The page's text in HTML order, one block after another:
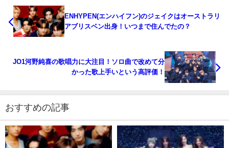
ENHYPEN(エンハイフン)のジェイクはオーストラリ
アブリスベン出身！いつまで住んでたの？
JO1河野純喜の歌唱力に大注目！ソロ曲で改めて分
かった歌上手いという高評価！
おすすめの記事